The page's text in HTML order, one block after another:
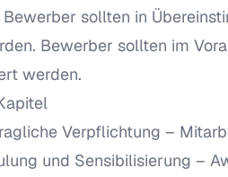
sollten in
Bewerber sollten im
werden.
Verpflichtung –
und Sensibilisierung –